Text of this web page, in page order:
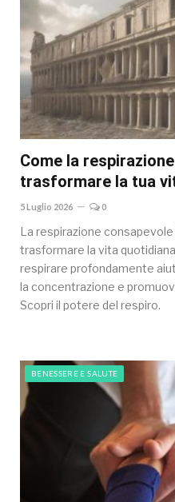
Come la
trasformare la tua
5 Luglio 2026 0
La respirazione
trasformare la vita
respirare profondamente
la concentrazione e
Scopri il potere del respiro.
BENESSERE E SALUTE